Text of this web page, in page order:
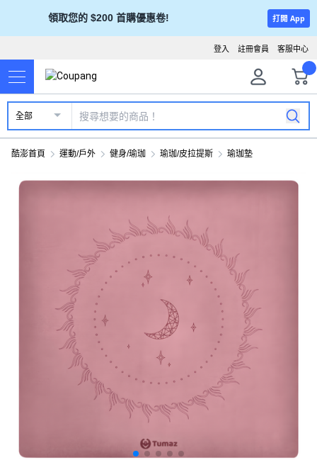
領取您的 $200 首購優惠卷! 打開 App
客服中心
註冊會員
登入
全部
酷澎首頁 運動/戶外 健身/瑜珈 瑜珈/皮拉提斯 瑜珈墊